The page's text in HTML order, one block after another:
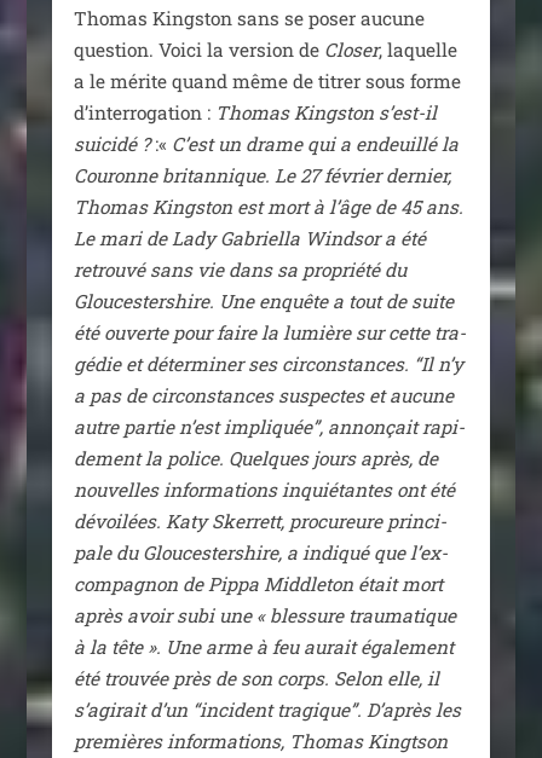
Thomas Kingston sans se poser aucune
ques­tion. Voici la ver­sion de Closer, laquelle
a le mérite quand même de titrer sous forme
d’interrogation : Thomas Kingston s’est-il
sui­ci­dé ?:« C’est un drame qui a endeuillé la
Couronne bri­tan­nique. Le 27 février der­nier,
Thomas Kingston est mort à l’âge de 45 ans.
Le mari de Lady Gabriella Windsor a été
retrou­vé sans vie dans sa pro­prié­té du
Gloucestershire. Une enquête a tout de suite
été ouverte pour faire la lumière sur cette tra­
gé­die et déter­mi­ner ses cir­cons­tances. “Il n’y
a pas de cir­cons­tances sus­pectes et aucune
autre par­tie n’est impli­quée”, annon­çait rapi­
de­ment la police. Quelques jours après, de
nou­velles infor­ma­tions inquié­tantes ont été
dévoi­lées. Katy Skerrett, pro­cu­reure prin­ci­
pale du Gloucestershire, a indi­qué que l’ex-
compagnon de Pippa Middleton était mort
après avoir subi une « bles­sure trau­ma­tique
à la tête ». Une arme à feu aurait éga­le­ment
été trou­vée près de son corps. Selon elle, il
s’a­gi­rait d’un “inci­dent tra­gique”. D’après les
pre­mières infor­ma­tions, Thomas Kingtson